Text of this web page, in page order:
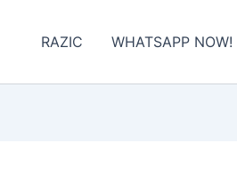
RAZIC WHATSAPP NOW!